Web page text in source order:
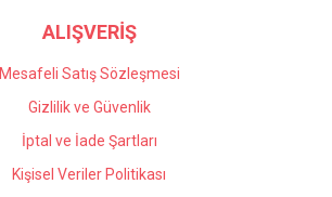
ALIŞVERİŞ
Mesafeli Satış Sözleşmesi
Gizlilik ve Güvenlik
İptal ve İade Şartları
Kişisel Veriler Politikası